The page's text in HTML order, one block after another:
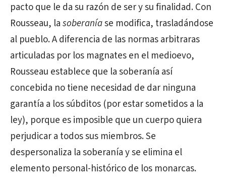
pacto que le da su razón de ser y su finalidad. Con
Rousseau, lasoberaníase modifica, trasladándose
al pueblo. A diferencia de las normas arbitraras
articuladas por los magnates en el medioevo,
Rousseau establece que la soberanía así
concebida no tiene necesidad de dar ninguna
garantía a los súbditos (por estar sometidos a la
ley), porque es imposible que un cuerpo quiera
perjudicar a todos sus miembros. Se
despersonaliza la soberanía y se elimina el
elemento personal-histórico de los monarcas.